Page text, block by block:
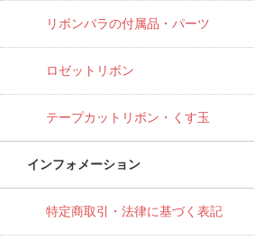
リボンバラの付属品・パーツ
ロゼットリボン
テープカットリボン・くす玉
インフォメーション
特定商取引・法律に基づく表記